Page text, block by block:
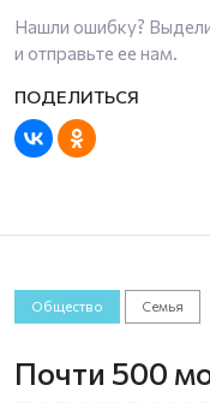
Нашли ошибку?
и отправьте ее нам.
Общество Семья
Почти 500